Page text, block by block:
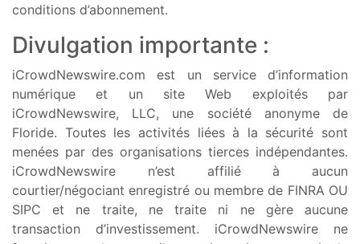
conditions d’abonnement.
Divulgation importante :
iCrowdNewswire.com est un service d’information
numérique et un site Web exploités par
iCrowdNewswire, LLC, une société anonyme de
Floride. Toutes les activités liées à la sécurité sont
menées par des organisations tierces indépendantes.
iCrowdNewswire n’est affilié à aucun
courtier/négociant enregistré ou membre de FINRA OU
SIPC et ne traite, ne traite ni ne gère aucune
transaction d’investissement. iCrowdNewswire ne